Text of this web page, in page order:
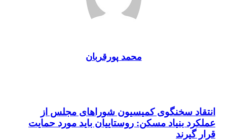
محمد پورقربان
انتقاد سخنگوی کمیسیون شوراهای مجلس از عملکرد بنیاد
مسکن: روستاییان باید مورد حمایت قرار گیرند
انتقاد سخنگوی کمیسیون شوراهای مجلس از
عملکرد بنیاد مسکن: روستاییان باید مورد حمایت
قرار گیرند